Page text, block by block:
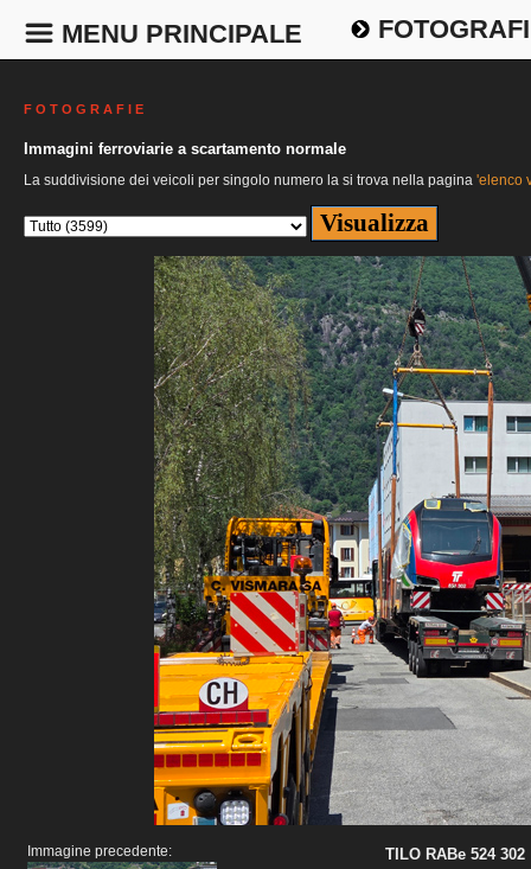
MENU PRINCIPALE
F O T O G R A F I E
Immagini ferroviarie a scartamento normale
La suddivisione dei veicoli per singolo numero la si trova nella pagina 'elenco
Immagine precedente:
TILO RABe 524 302